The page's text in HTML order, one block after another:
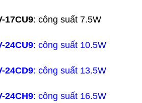
17CU9: công suất 7.5W
24CU9: công suất 10.5W
24CD9: công suất 13.5W
24CH9: công suất 16.5W